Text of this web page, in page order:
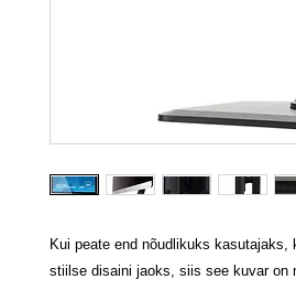
Kui peate end nõudlikuks
stiilse disaini jaoks, siis see kuvar